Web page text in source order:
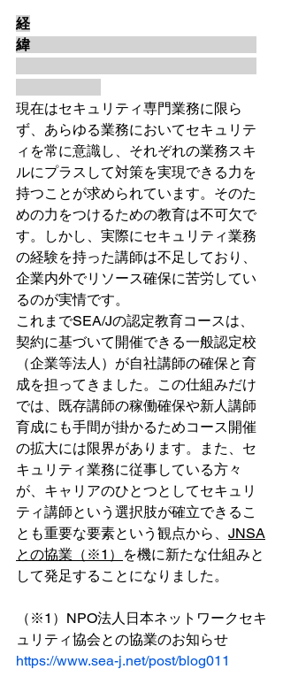
経
緯
現在はセキュリティ専門業務に限ら
ず、あらゆる業務においてセキュリテ
ィを常に意識し、それぞれの業務スキ
ルにプラスして対策を実現できる力を
持つことが求められています。そのた
めの力をつけるための教育は不可欠で
す。しかし、実際にセキュリティ業務
の経験を持った講師は不足しており、
企業内外でリソース確保に苦労してい
るのが実情です。
これまでSEA/Jの認定教育コースは、
契約に基づいて開催できる一般認定校
（企業等法人）が自社講師の確保と育
成を担ってきました。この仕組みだけ
では、既存講師の稼働確保や新人講師
育成にも手間が掛かるためコース開催
の拡大には限界があります。また、セ
キュリティ業務に従事している方々
が、キャリアのひとつとしてセキュリ
ティ講師という選択肢が確立できるこ
とも重要な要素という観点から、 JNSA
との協業（※1）
を機に新たな仕組みと
して発足することになりました。
（※1）NPO法人日本ネットワークセキ
ュリティ協会との協業のお知らせ
https://www.sea-j.net/post/blog011